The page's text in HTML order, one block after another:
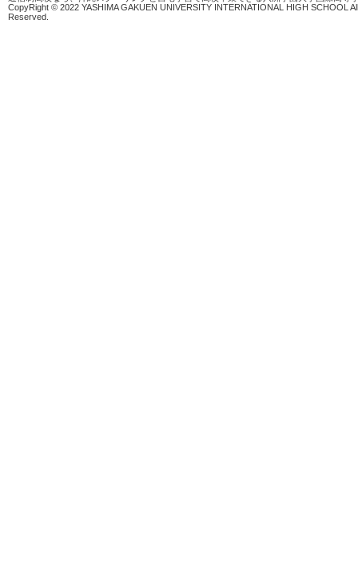
CopyRight © 2022 YASHIMA GAKUEN UNIVERSITY INTERNATIONAL HIGH SCHOOL
Reserved.